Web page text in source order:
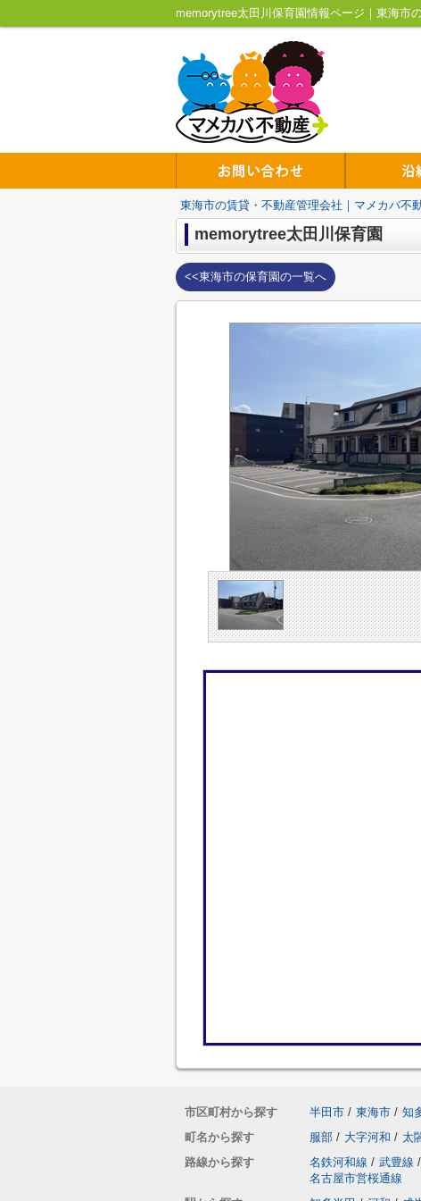
memorytree太田川保育園情報ページ｜東海市
東海市の賃貸・不動産管理会社｜マメカバ不
memorytree太田川保育園
<<東海市の保育園の一覧へ
市区町村から探す 半田市 / 東海市 / 知
町名から探す
服部 / 大字河和 / 太
路線から探す
名鉄河和線 / 武豊線 /
名古屋市営桜通線